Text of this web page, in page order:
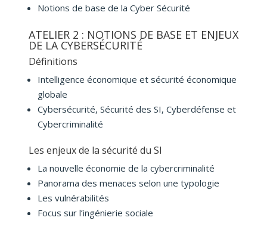
Notions de base de la Cyber Sécurité
ATELIER 2 : NOTIONS DE BASE ET ENJEUX
DE LA CYBERSÉCURITÉ
Définitions
Intelligence économique et sécurité économique
globale
Cybersécurité, Sécurité des SI, Cyberdéfense et
Cybercriminalité
Les enjeux de la sécurité du SI
La nouvelle économie de la cybercriminalité
Panorama des menaces selon une typologie
Les vulnérabilités
Focus sur l’ingénierie sociale